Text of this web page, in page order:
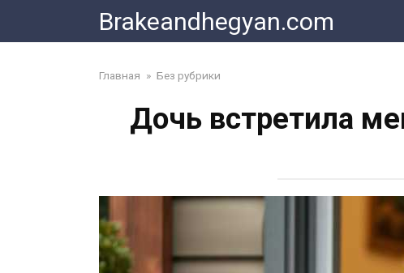
content
Brakeandhegyan.com
Главная » Без рубрики
Дочь встретила